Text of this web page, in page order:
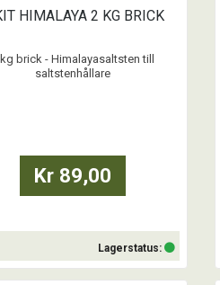
HIMALAYA 2 KG BRICK
brick - Himalayasaltsten till
saltstenhållare
Kr 89,00
Lagerstatus: